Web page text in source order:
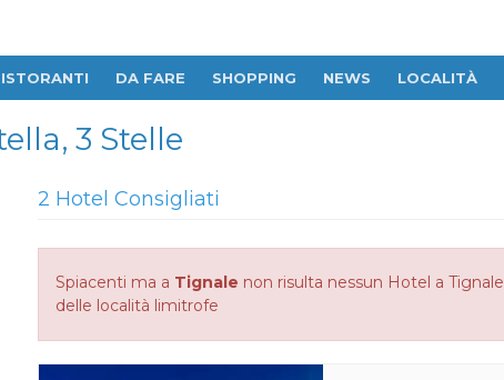
DA FARE SHOPPING NEWS LOCALITÀ
3 Stelle
2 Hotel Consigliati
Spiacenti ma a Tignale non risulta nessun Hotel a
delle località limitrofe